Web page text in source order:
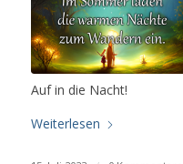
Auf in die Nacht!
Weiterlesen